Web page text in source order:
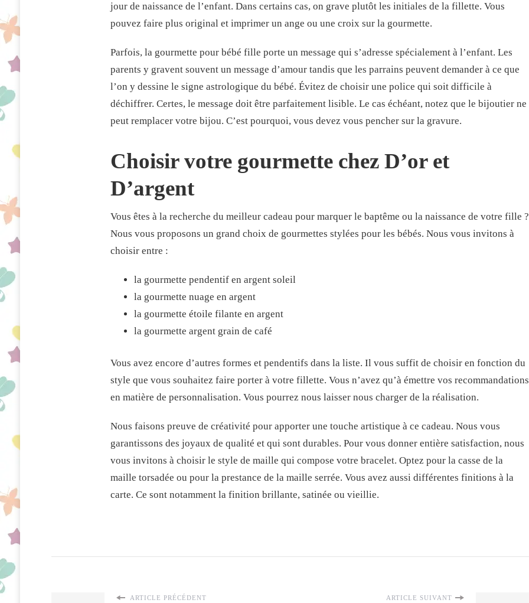
jour de naissance de l’enfant. Dans certains cas, on grave plutôt les initiales de la fillette. Vous
pouvez faire plus original et imprimer un ange ou une croix sur la gourmette.
Parfois, la gourmette pour bébé fille porte un message qui s’adresse spécialement à l’enfant. Les
parents y gravent souvent un message d’amour tandis que les parrains peuvent demander à ce que
l’on y dessine le signe astrologique du bébé. Évitez de choisir une police qui soit difficile à
déchiffrer. Certes, le message doit être parfaitement lisible. Le cas échéant, notez que le bijoutier ne
peut remplacer votre bijou. C’est pourquoi, vous devez vous pencher sur la gravure.
Choisir votre gourmette chez D’or et
D’argent
Vous êtes à la recherche du meilleur cadeau pour marquer le baptême ou la naissance de votre fille ?
Nous vous proposons un grand choix de gourmettes stylées pour les bébés. Nous vous invitons à
choisir entre :
la gourmette pendentif en argent soleil
la gourmette nuage en argent
la gourmette étoile filante en argent
la gourmette argent grain de café
Vous avez encore d’autres formes et pendentifs dans la liste. Il vous suffit de choisir en fonction du
style que vous souhaitez faire porter à votre fillette. Vous n’avez qu’à émettre vos recommandations
en matière de personnalisation. Vous pourrez nous laisser nous charger de la réalisation.
Nous faisons preuve de créativité pour apporter une touche artistique à ce cadeau. Nous vous
garantissons des joyaux de qualité et qui sont durables. Pour vous donner entière satisfaction, nous
vous invitons à choisir le style de maille qui compose votre bracelet. Optez pour la casse de la
maille torsadée ou pour la prestance de la maille serrée. Vous avez aussi différentes finitions à la
carte. Ce sont notamment la finition brillante, satinée ou vieillie.
ARTICLE PRÉCÉDENT ARTICLE SUIVANT